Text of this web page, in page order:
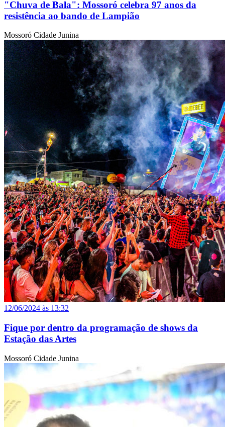
"Chuva de Bala": Mossoró celebra 97 anos da
resistência ao bando de Lampião
Mossoró Cidade Junina
12/06/2024 às 13:32
Fique por dentro da programação de shows da
Estação das Artes
Mossoró Cidade Junina